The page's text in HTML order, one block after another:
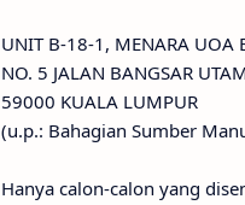
UNIT B-18-1, MENARA UOA
NO. 5 JALAN BANGSAR
59000 KUALA LUMPUR
(u.p.: Bahagian Sumber
Hanya calon-calon yang